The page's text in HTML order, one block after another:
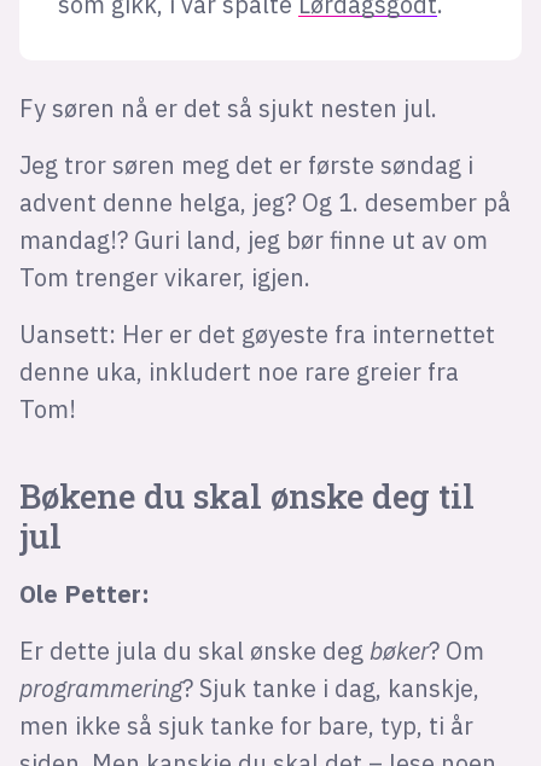
Fy søren nå er det så sjukt nesten jul.
Jeg tror søren meg det er første søndag i
advent denne helga, jeg? Og 1. desember på
mandag!? Guri land, jeg bør finne ut av om
Tom trenger vikarer, igjen.
Uansett: Her er det gøyeste fra internettet
denne uka, inkludert noe rare greier fra
Tom!
Bøkene du skal ønske deg til
jul
Ole Petter:
Er dette jula du skal ønske deg bøker? Om
programmering? Sjuk tanke i dag, kanskje,
men ikke så sjuk tanke for bare, typ, ti år
annonsepriser
suksesshistorier